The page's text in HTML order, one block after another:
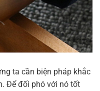
ta cần biện pháp khắc
Để đối phó với nó tốt